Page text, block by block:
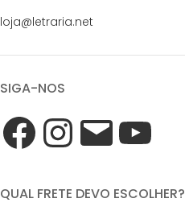
loja@letraria.net
SIGA-NOS
QUAL FRETE DEVO ESCOLHER?